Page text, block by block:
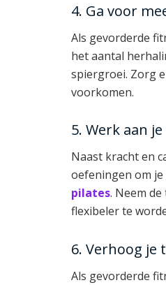
4. Ga voor
Als gevorderde
het aantal
spiergroei. Zorg
voorkomen.
5. Werk aan
Naast kracht en
oefeningen om
pilates. Neem
flexibeler te
6. Verhoog
Als gevorderde